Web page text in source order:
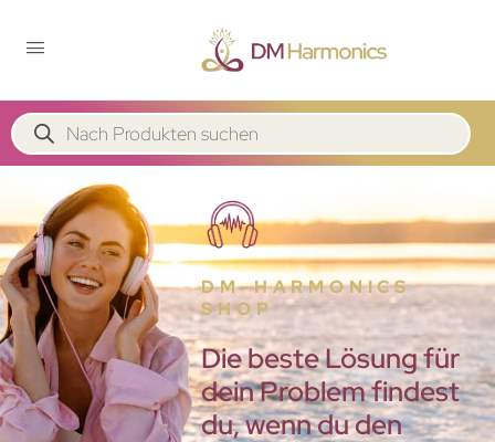
DM-HARMONICS
SHOP
Die beste Lösung für
dein Problem findest
du, wenn du den